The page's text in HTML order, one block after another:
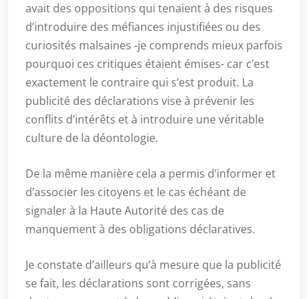
avait des oppositions qui tenaient à des risques
d’introduire des méfiances injustifiées ou des
curiosités malsaines -je comprends mieux parfois
pourquoi ces critiques étaient émises- car c’est
exactement le contraire qui s’est produit. La
publicité des déclarations vise à prévenir les
conflits d’intérêts et à introduire une véritable
culture de la déontologie.
De la même manière cela a permis d’informer et
d’associer les citoyens et le cas échéant de
signaler à la Haute Autorité des cas de
manquement à des obligations déclaratives.
Je constate d’ailleurs qu’à mesure que la publicité
se fait, les déclarations sont corrigées, sans